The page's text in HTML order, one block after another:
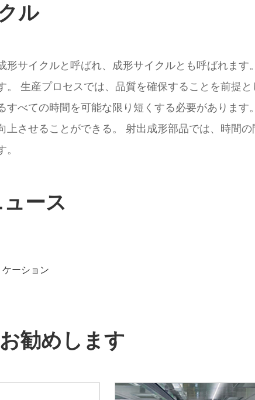
ル
サイクルと呼ばれ、成形サイクルとも呼ばれます
生産プロセスでは、品質を確保することを前提と
べての時間を可能な限り短くする必要があります
させることができる。 射出成形部品では、時間の
ース
ーション
勧めします